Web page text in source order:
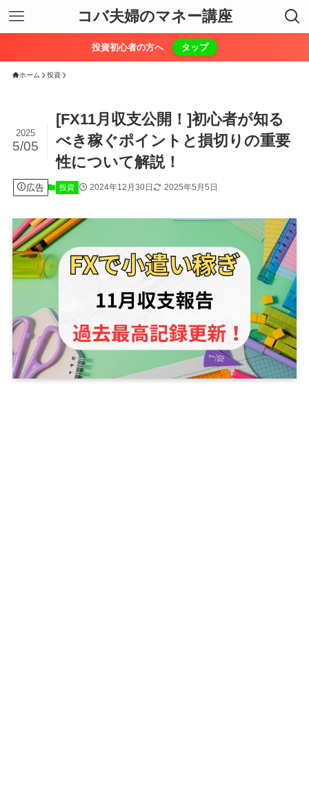
コバ夫婦のマネー講座
投資初心者の方へ タップ
ホーム 投資
[FX11月収支公開！]初心者が知る
べき稼ぐポイントと損切りの重要
性について解説！
2025
5/05
広告 投資 2024年12月30日 2025年5月5日